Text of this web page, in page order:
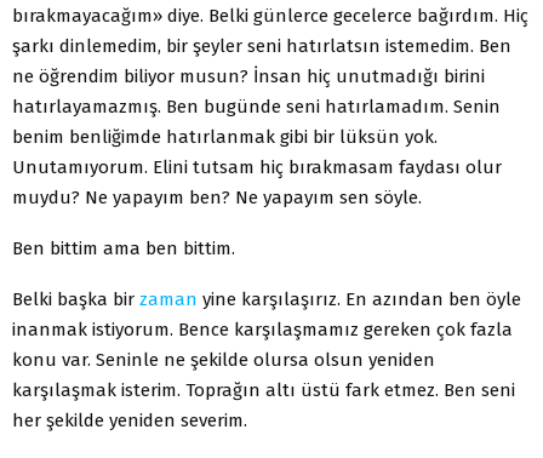
bırakmayacağım» diye. Belki günlerce gecelerce bağırdım. Hiç
şarkı dinlemedim, bir şeyler seni hatırlatsın istemedim. Ben
ne öğ­rendim biliyor musun? İnsan hiç unutmadığı birini
hatırlayamazmış. Ben bugünde seni hatırlamadım. Senin
benim benliğimde hatırlanmak gibi bir lüksün yok.
Unutamıyorum. Elini tutsam hiç bırakmasam faydası olur
muydu? Ne yapayım ben? Ne yapayım sen söyle.
Ben bittim ama ben bittim.
Belki başka bir zaman yine karşılaşırız. En azından ben öyle
inanmak istiyorum. Bence karşılaşmamız gereken çok fazla
konu var. Seninle ne şekilde olursa olsun yeniden
karşılaşmak isterim. Toprağın altı üstü fark etmez. Ben seni
her şekilde yeniden seve­rim.